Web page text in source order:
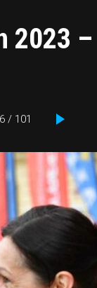
2023
6 / 101